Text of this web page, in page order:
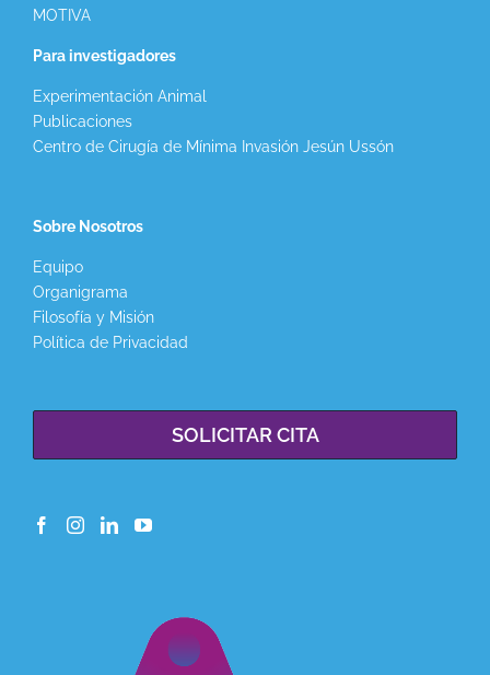
MOTIVA
Para investigadores
Experimentación Animal
Publicaciones
Centro de Cirugía de Mínima Invasión Jesún Ussón
Sobre Nosotros
Equipo
Organigrama
Filosofía y Misión
Política de Privacidad
SOLICITAR CITA